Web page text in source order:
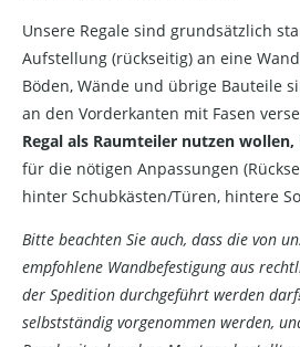
Unsere Regale sind grundsätzlich
Aufstellung (rückseitig) an eine
Böden, Wände und übrige Bauteile
an den Vorderkanten mit Fasen
Regal als Raumteiler nutzen
für die nötigen Anpassungen
hinter Schubkästen/Türen, hintere
Bitte beachten Sie auch, dass die von
empfohlene Wandbefestigung aus
der Spedition durchgeführt werden
selbstständig vorgenommen werden,